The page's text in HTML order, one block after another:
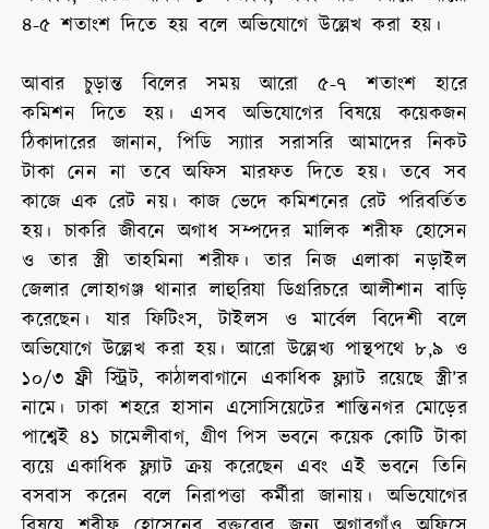
৪-৫ শতাংশ দিতে হয় বলে অভিযোগে উল্লেখ করা হয়।
আবার চুড়ান্ত বিলের সময় আরো ৫-৭ শতাংশ হারে
কমিশন দিতে হয়। এসব অভিযোগের বিষয়ে কয়েকজন
ঠিকাদারের জানান, পিডি স্যাার সরাসরি আমাদের নিকট
টাকা নেন না তবে অফিস মারফত দিতে হয়। তবে সব
কাজে এক রেট নয়। কাজ ভেদে কমিশনের রেট পরিবর্তিত
হয়। চাকরি জীবনে অগাধ সম্পদের মালিক শরীফ হোসেন
ও তার স্ত্রী তাহমিনা শরীফ। তার নিজ এলাকা নড়াইল
জেলার লোহাগঞ্জ থানার লাহুরিযা ডিগ্ররিচরে আলীশান বাড়ি
করেছেন। যার ফিটিংস, টাইলস ও মার্বেল বিদেশী বলে
অভিযোগে উল্লেখ করা হয়। আরো উল্লেখ্য পান্থপথে ৮,৯ ও
১০/৩ ফ্রী স্ট্রিট, কাঠালবাগানে একাধিক ফ্ল্যাট রয়েছে স্ত্রী’র
নামে। ঢাকা শহরে হাসান এসোসিয়েটের শান্তিনগর মোড়ের
পাশ্বেই ৪১ চামেলীবাগ, গ্রীণ পিস ভবনে কয়েক কোটি টাকা
ব্যয়ে একাধিক ফ্ল্যাট ক্রয় করেছেন এবং এই ভবনে তিনি
বসবাস করেন বলে নিরাপত্তা কর্মীরা জানায়। অভিযোগের